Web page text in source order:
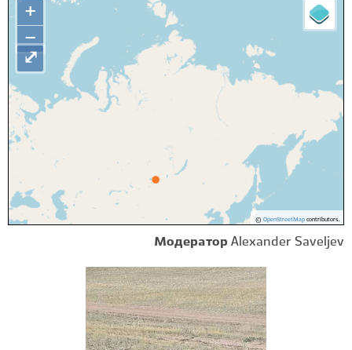
+
−
© OpenStreetMapcontributors.
⤢
Модератор Alexander Saveljev